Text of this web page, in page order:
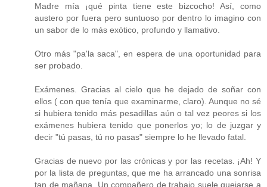
Madre mía ¡qué pinta tiene este bizcocho! Así, como
austero por fuera pero suntuoso por dentro lo imagino con
un sabor de lo más exótico, profundo y llamativo.
Otro más "pa'la saca", en espera de una oportunidad para
ser probado.
Exámenes. Gracias al cielo que he dejado de soñar con
ellos ( con que tenía que examinarme, claro). Aunque no sé
si hubiera tenido más pesadillas aún o tal vez peores si los
exámenes hubiera tenido que ponerlos yo; lo de juzgar y
decir "tú pasas, tú no pasas" siempre lo he llevado fatal.
Gracias de nuevo por las crónicas y por las recetas. ¡Ah! Y
por la lista de preguntas, que me ha arrancado una sonrisa
tan de mañana. Un compañero de trabajo suele quejarse a